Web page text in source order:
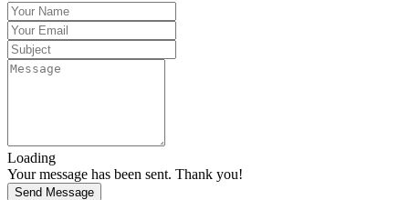
Loading
Your message has been sent. Thank you!
Send Message